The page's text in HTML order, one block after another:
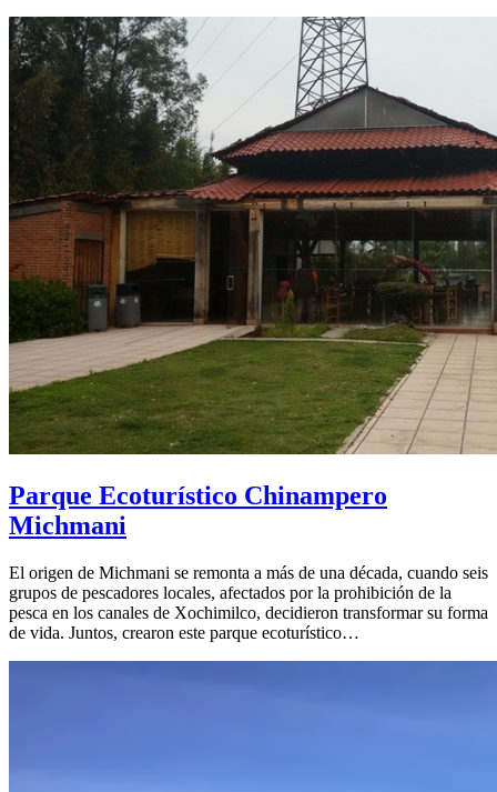
Parque Ecoturístico Chinampero
Michmani
El origen de Michmani se remonta a más de una década, cuando seis
grupos de pescadores locales, afectados por la prohibición de la
pesca en los canales de Xochimilco, decidieron transformar su forma
de vida. Juntos, crearon este parque ecoturístico…